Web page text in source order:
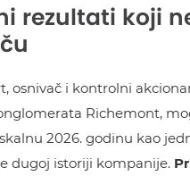
rezultati koji
osnivač i kontrolni
Richemont,
2026. godinu kao
dugoj istoriji kompanije.